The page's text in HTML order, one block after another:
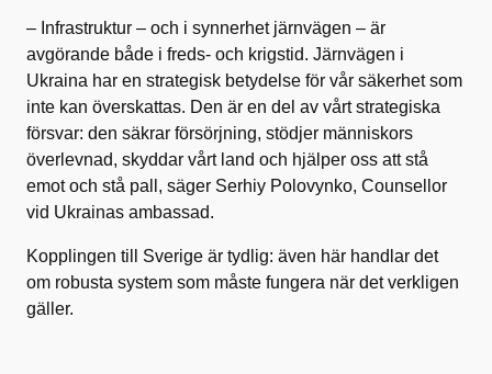
– Infrastruktur – och i synnerhet järnvägen – är
avgörande både i freds- och krigstid. Järnvägen i
Ukraina har en strategisk betydelse för vår säkerhet som
inte kan överskattas. Den är en del av vårt strategiska
försvar: den säkrar försörjning, stödjer människors
överlevnad, skyddar vårt land och hjälper oss att stå
emot och stå pall, säger Serhiy Polovynko, Counsellor
vid Ukrainas ambassad.
Kopplingen till Sverige är tydlig: även här handlar det
om robusta system som måste fungera när det verkligen
gäller.